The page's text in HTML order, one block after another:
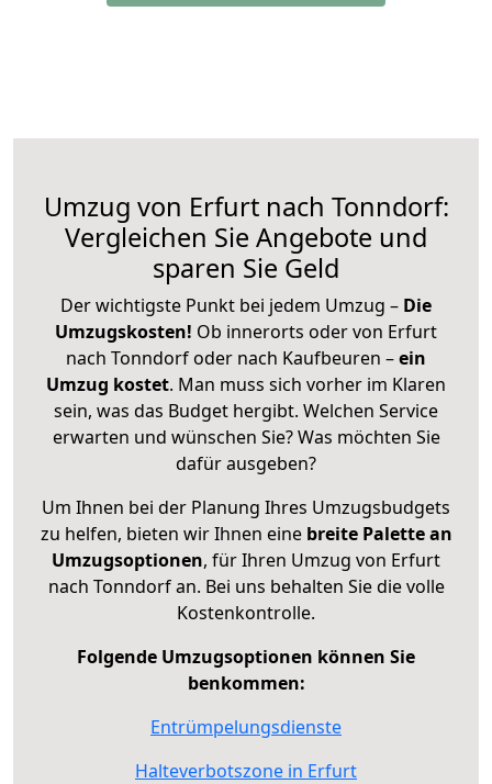
Umzug von Erfurt nach Tonndorf:
Vergleichen Sie Angebote und
sparen Sie Geld
Der wichtigste Punkt bei jedem Umzug – Die
Umzugskosten! Ob innerorts oder von Erfurt
nach Tonndorf oder nach Kaufbeuren –ein
Umzug kostet. Man muss sich vorher im Klaren
sein, was das Budget hergibt. Welchen Service
erwarten und wünschen Sie? Was möchten Sie
dafür ausgeben?
Um Ihnen bei der Planung Ihres Umzugsbudgets
zu helfen, bieten wir Ihnen eine breite Palette an
Umzugsoptionen, für Ihren Umzug von Erfurt
nach Tonndorf an. Bei uns behalten Sie die volle
Kostenkontrolle.
Folgende Umzugsoptionen können Sie
benkommen:
Entrümpelungsdienste
Halteverbotszone in Erfurt